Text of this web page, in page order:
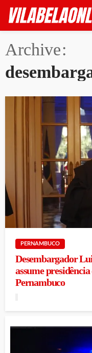
Archive
PERNAMBUCO
Desembargador
assume
Pernambuco